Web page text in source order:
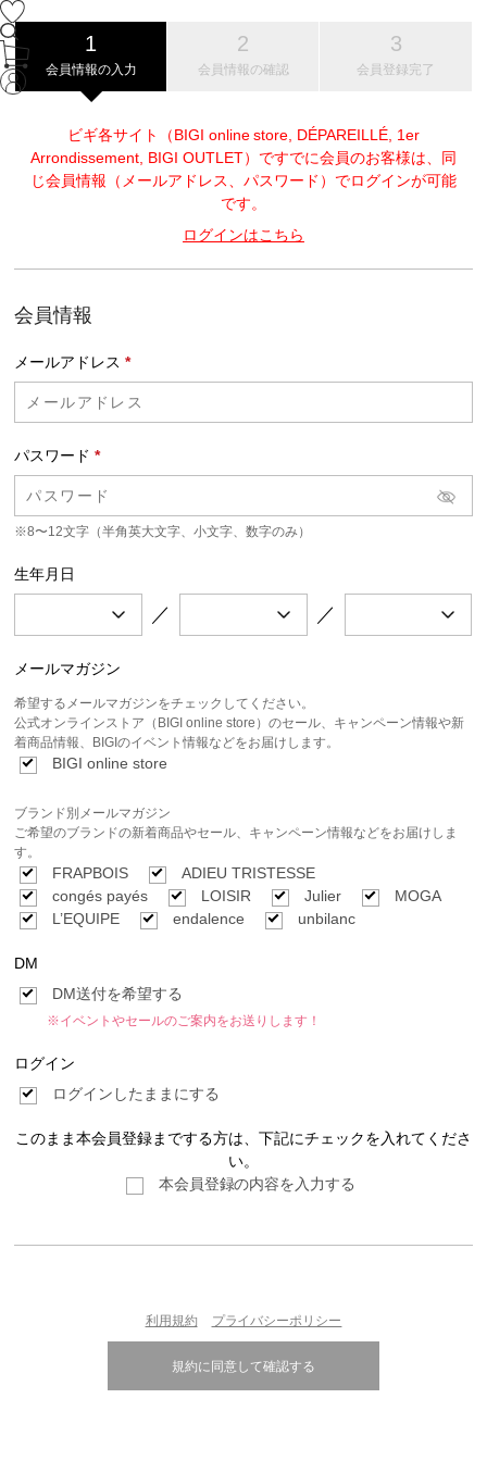
会員情報の入力 会員情報の確認 会員登録完了
ビギ各サイト（BIGI online store, DÉPAREILLÉ, 1er
Arrondissement, BIGI OUTLET）ですでに会員のお客様は、同
じ会員情報（メールアドレス、パスワード）でログインが可能
です。
ログインはこちら
会員情報
メールアドレス *
パスワード *
※8〜12文字（半角英大文字、小文字、数字のみ）
生年月日
／ ／
メールマガジン
希望するメールマガジンをチェックしてください。
公式オンラインストア（BIGI online store）のセール、キャンペーン情報や新
着商品情報、BIGIのイベント情報などをお届けします。
BIGI online store
ブランド別メールマガジン
ご希望のブランドの新着商品やセール、キャンペーン情報などをお届けしま
す。
FRAPBOIS
ADIEU TRISTESSE
congés payés
LOISIR Julier
MOGA
L’EQUIPE
endalence unbilanc
DM
DM送付を希望する
※イベントやセールのご案内をお送りします！
ログイン
ログインしたままにする
このまま本会員登録までする方は、下記にチェックを入れてくださ
い。
本会員登録の内容を入力する
利用規約 プライバシーポリシー